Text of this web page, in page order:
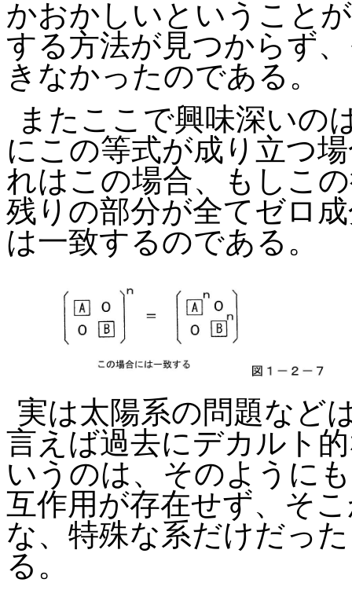
かおかしいということ
する方法が見つからず
きなかったのである。
またここで興味深いの
にこの等式が成り立つ
れはこの場合、もしこ
残りの部分が全てゼロ
は一致するのである。
実は太陽系の問題など
言えば過去にデカルト
いうのは、そのように
互作用が存在せず、そ
な、特殊な系だけだっ
る。